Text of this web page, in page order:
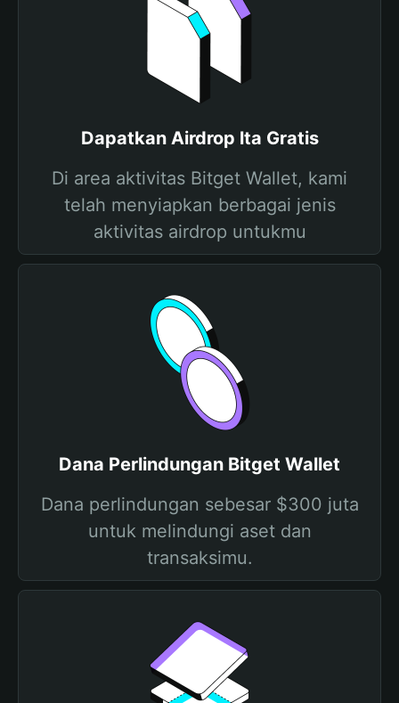
Dapatkan Airdrop lta Gratis
Di area aktivitas Bitget Wallet, kami
telah menyiapkan berbagai jenis
aktivitas airdrop untukmu
Dana Perlindungan Bitget Wallet
Dana perlindungan sebesar $300 juta
untuk melindungi aset dan
transaksimu.